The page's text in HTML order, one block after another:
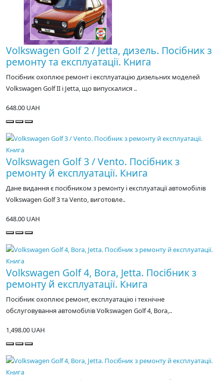
Volkswagen Golf 2 / Jetta, дизель. Посібник з
ремонту та експлуатації. Книга
Посібник охоплює ремонт і експлуатацію дизельних моделей
Volkswagen Golf II і Jetta, що випускалися ..
648.00 UAH
Volkswagen Golf 3 / Vento. Посібник з
ремонту й експлуатації. Книга
Дане видання є посібником з ремонту і експлуатації автомобілів
Volkswagen Golf 3 та Vento, виготовле..
648.00 UAH
Volkswagen Golf 4, Bora, Jetta. Посібник з
ремонту й експлуатації. Книга
Посібник охоплює ремонт, експлуатацію і технічне
обслуговування автомобілів Volkswagen Golf 4, Bora,..
1,498.00 UAH